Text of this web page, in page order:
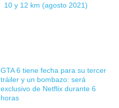
10 y 12 km (agosto 2021)
GTA 6 tiene fecha para su tercer
tráiler y un bombazo: será
exclusivo de Netflix durante 6
horas